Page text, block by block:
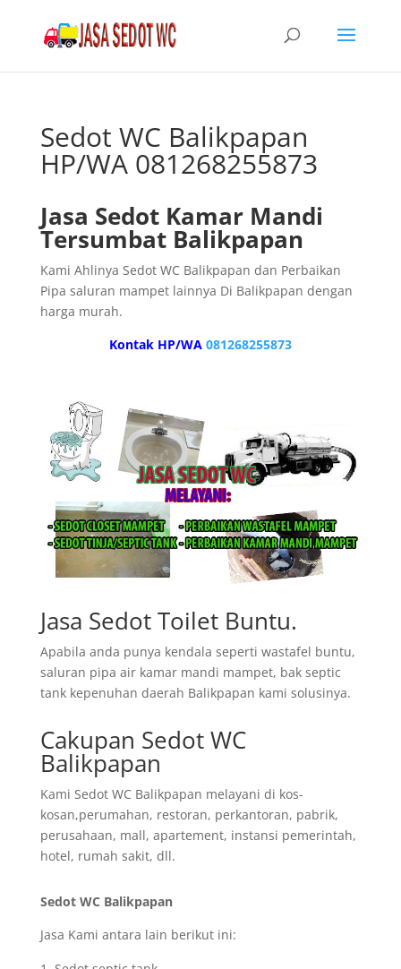
Sedot WC Balikpapan
HP/WA 081268255873
Jasa Sedot Kamar Mandi
Tersumbat Balikpapan
Kami Ahlinya Sedot WC Balikpapan dan Perbaikan
Pipa saluran mampet lainnya Di Balikpapan dengan
harga murah.
Kontak HP/WA 081268255873
Jasa Sedot Toilet Buntu.
Apabila anda punya kendala seperti wastafel buntu,
saluran pipa air kamar mandi mampet, bak septic
tank kepenuhan daerah Balikpapan kami solusinya.
Cakupan Sedot WC
Balikpapan
Kami Sedot WC Balikpapan melayani di kos-
kosan,perumahan, restoran, perkantoran, pabrik,
perusahaan, mall, apartement, instansi pemerintah,
hotel, rumah sakit, dll.
Sedot WC Balikpapan
Jasa Kami antara lain berikut ini: